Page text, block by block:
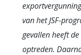
van het JSF-
gevallen heeft
optreden.